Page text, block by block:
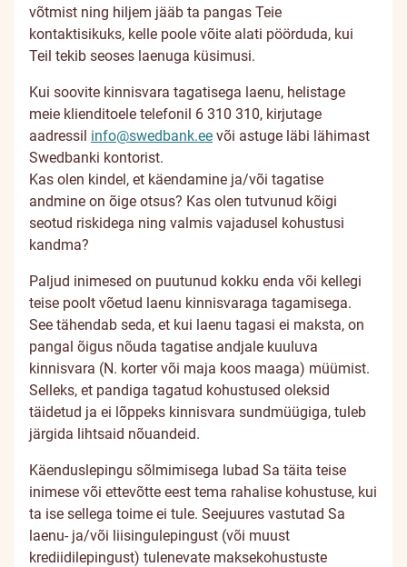
võtmist ning hiljem jääb ta pangas Teie
kontaktisikuks, kelle poole võite alati pöörduda, kui
Teil tekib seoses laenuga küsimusi.
Kui soovite kinnisvara tagatisega laenu, helistage
meie klienditoele telefonil 6 310 310, kirjutage
aadressil info@swedbank.ee või astuge läbi lähimast
Swedbanki kontorist.
Kas olen kindel, et käendamine ja/või tagatise
andmine on õige otsus? Kas olen tutvunud kõigi
seotud riskidega ning valmis vajadusel kohustusi
kandma?
Paljud inimesed on puutunud kokku enda või kellegi
teise poolt võetud laenu kinnisvaraga tagamisega.
See tähendab seda, et kui laenu tagasi ei maksta, on
pangal õigus nõuda tagatise andjale kuuluva
kinnisvara (N. korter või maja koos maaga) müümist.
Selleks, et pandiga tagatud kohustused oleksid
täidetud ja ei lõppeks kinnisvara sundmüügiga, tuleb
järgida lihtsaid nõuandeid.
Käenduslepingu sõlmimisega lubad Sa täita teise
inimese või ettevõtte eest tema rahalise kohustuse, kui
ta ise sellega toime ei tule. Seejuures vastutad Sa
laenu- ja/või liisingulepingust (või muust
krediidilepingust) tulenevate maksekohustuste